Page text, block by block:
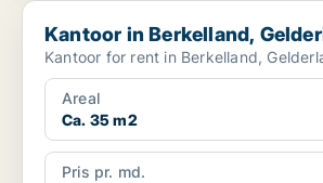
Kantoor in Berkelland, Gelderland
Kantoor in Berkelland,
Kantoor for rent in Berkelland,
Areal
Ca. 35 m2
Pris pr. md.